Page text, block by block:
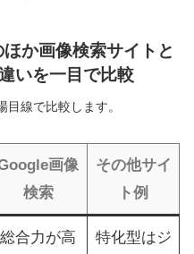
か画像検索サイトと
いを一目で比較
線で比較します。
画像
検索
その他サイ
ト例
総合力が高
特化型はジ